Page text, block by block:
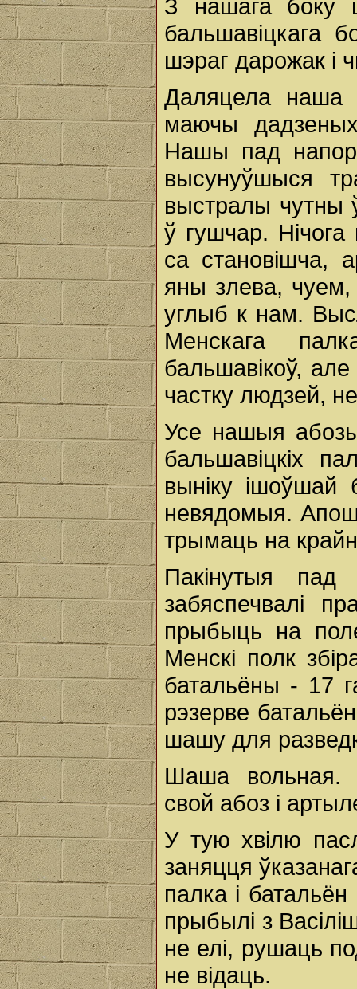
З нашага
бальшавіцкага
шэраг дарожак і
Даляцела наша
маючы
Нашы пад
высунуўшыся
выстралы чутны
ў гушчар. Нічога
са становішча,
яны злева,
углыб к нам.
Менскага
бальшавікоў,
частку людзей,
Усе нашыя абозы
бальшавіцкіх
выніку ішоўшай
невядомыя.
трымаць на
Пакінутыя пад
забяспечвалі
прыбыць на
Менскі полк
батальёны - 17
рэзерве
шашу для
Шаша вольная.
свой абоз і
У тую хвілю
заняцця
палка і
прыбылі з
не елі, рушаць
не відаць.